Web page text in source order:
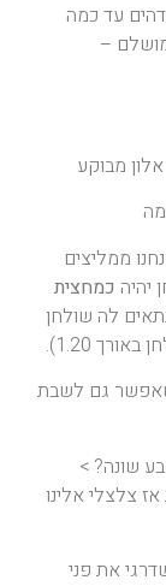
עד כמה
–
מבוקע
ממליצים
יהיה כמחצית
נתאים לה שולחן
1.20).
שאפשר גם לשבת
שונה? >
צלצלי אלינו
את פני